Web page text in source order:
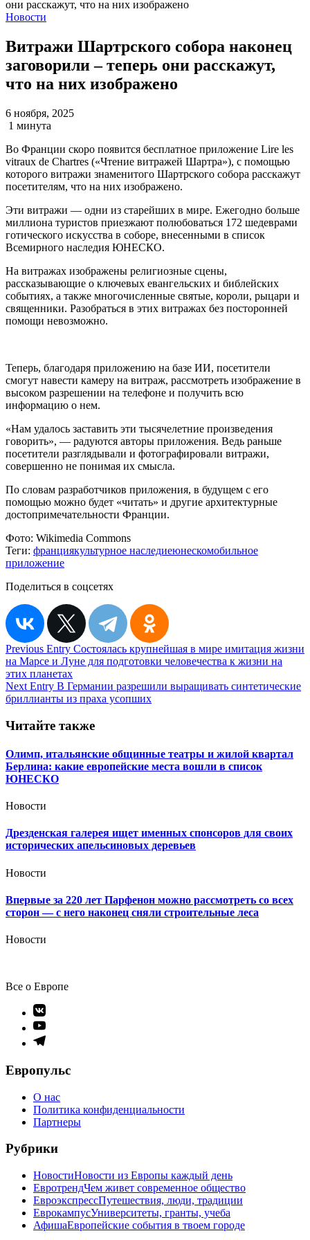
Новости
Витражи Шартрского собора наконец
заговорили – теперь они расскажут,
что на них изображено
6 ноября, 2025
1 минута
Во Франции скоро появится бесплатное приложение Lire les
vitraux de Chartres («Чтение витражей Шартра»), с помощью
которого витражи знаменитого Шартрского собора расскажут
посетителям, что на них изображено.
Эти витражи — одни из старейших в мире. Ежегодно больше
миллиона туристов приезжают полюбоваться 172 шедеврами
готического искусства в соборе, внесенными в список
Всемирного наследия ЮНЕСКО.
На витражах изображены религиозные сцены,
рассказывающие о ключевых евангельских и библейских
событиях, а также многочисленные святые, короли, рыцари и
священники. Разобраться в этих витражах без посторонней
помощи невозможно.
Теперь, благодаря приложению на базе ИИ, посетители
смогут навести камеру на витраж, рассмотреть изображение в
высоком разрешении на телефоне и получить всю
информацию о нем.
«Нам удалось заставить эти тысячелетние произведения
говорить», — радуются авторы приложения. Ведь раньше
посетители разглядывали и фотографировали витражи,
совершенно не понимая их смысла.
По словам разработчиков приложения, в будущем с его
помощью можно будет «читать» и другие архитектурные
достопримечательности Франции.
Фото: Wikimedia Commons
Теги: франциякультурное наследиеюнескомобильное
приложение
Поделиться в соцсетях
Навигация
по
записям
Previous Entry Состоялась крупнейшая в мире имитация жизни
на Марсе и Луне для подготовки человечества к жизни на
этих планетах
Next Entry В Германии разрешили выращивать синтетические
бриллианты из праха усопших
Читайте также
Олимп, итальянские общинные театры и жилой квартал
Берлина: какие европейские места вошли в список
ЮНЕСКО
Новости
Дрезденская галерея ищет именных спонсоров для своих
исторических апельсиновых деревьев
Новости
Впервые за 220 лет Парфенон можно рассмотреть со всех
сторон — с него наконец сняли строительные леса
Новости
Все о Европе
Элемент
меню
Элемент
меню
Элемент
Европульс
О нас
Политика конфиденциальности
Партнеры
Рубрики
НовостиНовости из Европы каждый день
ЕвротрендЧем живет современное общество
ЕвроэкспрессПутешествия, люди, традиции
ЕврокампусУниверситеты, гранты, учеба
АфишаЕвропейские события в твоем городе